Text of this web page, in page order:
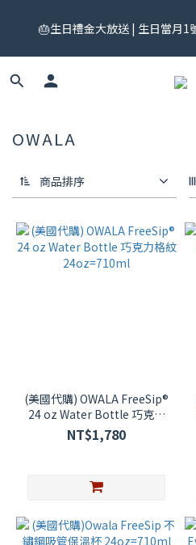
領券中心領，碼
🎂生日禮金大放送 | 生日當月1
🎟️ 免運券來了！每月 25 號準時開
OWALA
商品排序
(美國代購) OWALA FreeSip®
24 oz Water Bottle 巧克力
格紋 24oz=710ml
NT$1,780